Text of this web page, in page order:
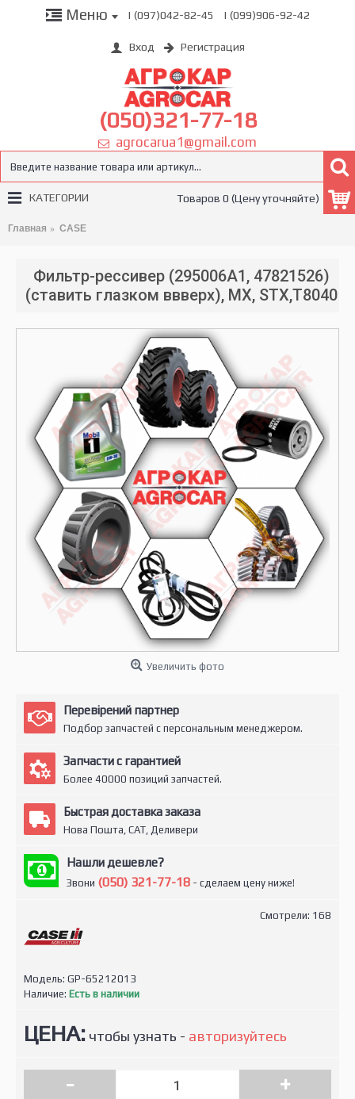
Меню | (097)042-82-45 | (099)906-92-42
Вход Регистрация
(050)321-77-18
agrocarua1@gmail.com
Товаров 0 (Цену уточняйте)
КАТЕГОРИИ
Главная CASE
Фильтр-рессивер (295006A1, 47821526)
(ставить глазком ввверх), MX, STX,T8040
Увеличить фото
Перевірений партнер
Подбор запчастей с персональным менеджером.
Запчасти с гарантией
Более 40000 позиций запчастей.
Быстрая доставка заказа
Нова Пошта, САТ, Деливери
Нашли дешевле?
Звони (050) 321-77-18 - сделаем цену ниже!
Смотрели: 168
Модель: GP-65212013
Наличие: Есть в наличии
ЦЕНА: чтобы узнать - авторизуйтесь
- +